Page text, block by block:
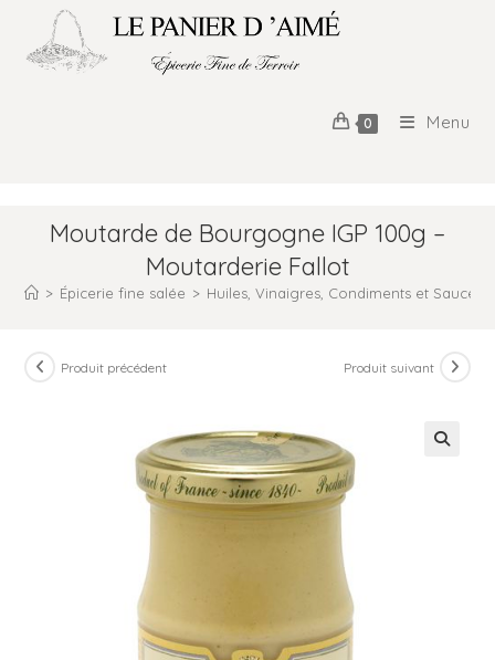
0 Menu
Moutarde de Bourgogne IGP 100g –
Moutarderie Fallot
> Épicerie fine salée > Huiles, Vinaigres, Condiments et Sauces
Produit précédent Produit suivant